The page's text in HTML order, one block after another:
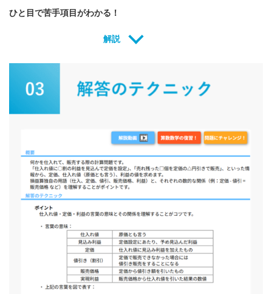
ひと目で苦手項目がわかる！
解説